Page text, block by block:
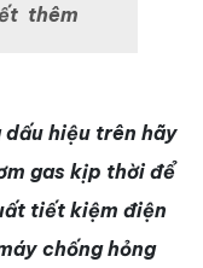
thêm
hiệu trên hãy
gas kịp thời để
tiết kiệm điện
chống hỏng